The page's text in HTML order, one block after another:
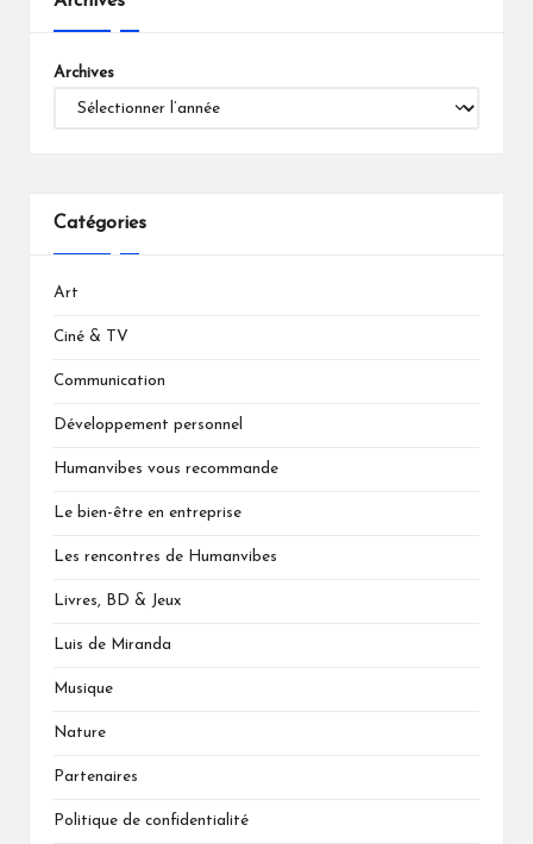
Archives
Catégories
Art
Ciné & TV
Communication
Développement personnel
Humanvibes vous recommande
Le bien-être en entreprise
Les rencontres de Humanvibes
Livres, BD & Jeux
Luis de Miranda
Musique
Nature
Partenaires
Politique de confidentialité